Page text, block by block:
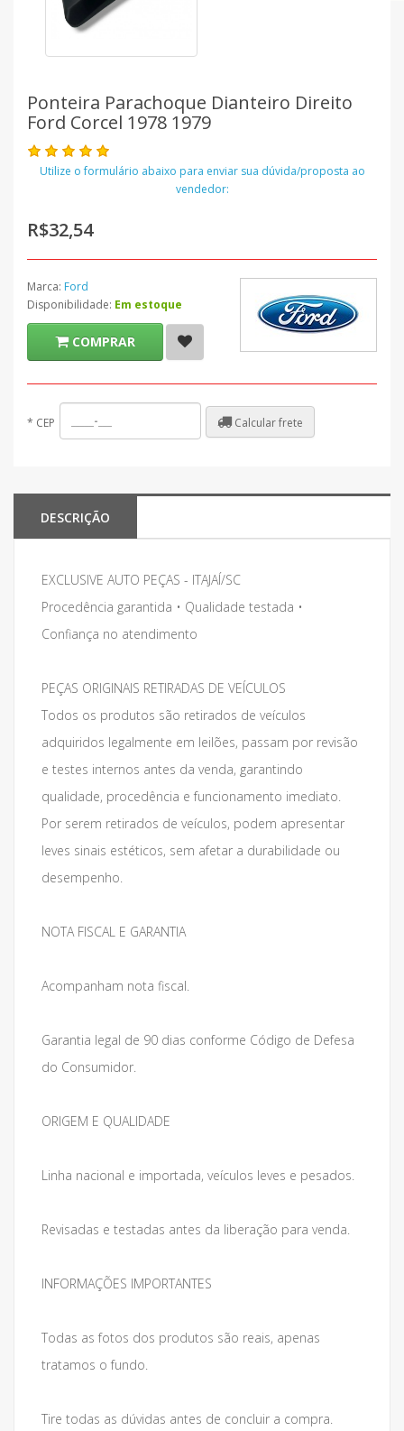
Ponteira Parachoque Dianteiro Direito
Ford Corcel 1978 1979
Utilize o formulário abaixo para enviar sua dúvida/proposta ao
vendedor:
R$32,54
Marca: Ford
Disponibilidade: Em estoque
COMPRAR
* CEP Calcular frete
DESCRIÇÃO
EXCLUSIVE AUTO PEÇAS - ITAJAÍ/SC
Procedência garantida • Qualidade testada •
Confiança no atendimento
PEÇAS ORIGINAIS RETIRADAS DE VEÍCULOS
Todos os produtos são retirados de veículos
adquiridos legalmente em leilões, passam por revisão
e testes internos antes da venda, garantindo
qualidade, procedência e funcionamento imediato.
Por serem retirados de veículos, podem apresentar
leves sinais estéticos, sem afetar a durabilidade ou
desempenho.
NOTA FISCAL E GARANTIA
Acompanham nota fiscal.
Garantia legal de 90 dias conforme Código de Defesa
do Consumidor.
ORIGEM E QUALIDADE
Linha nacional e importada, veículos leves e pesados.
Revisadas e testadas antes da liberação para venda.
INFORMAÇÕES IMPORTANTES
Todas as fotos dos produtos são reais, apenas
tratamos o fundo.
Tire todas as dúvidas antes de concluir a compra.